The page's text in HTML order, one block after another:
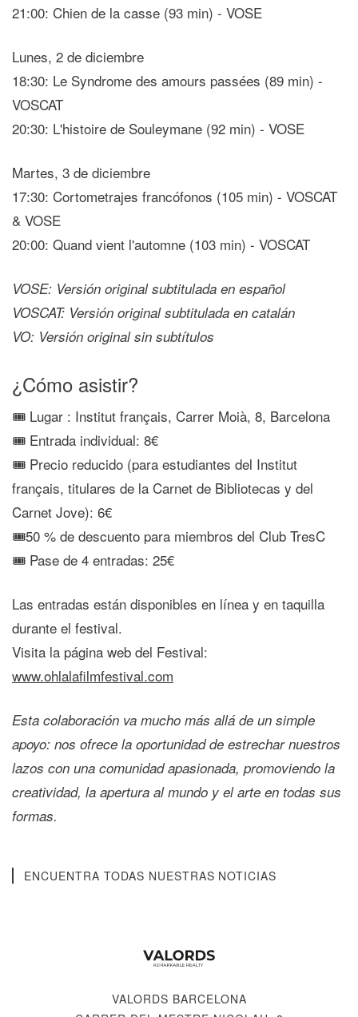
21:00: Chien de la casse (93 min) - VOSE
Lunes, 2 de diciembre
18:30: Le Syndrome des amours passées (89 min) -
VOSCAT
20:30: L'histoire de Souleymane (92 min) - VOSE
Martes, 3 de diciembre
17:30: Cortometrajes francófonos (105 min) - VOSCAT
& VOSE
20:00: Quand vient l'automne (103 min) - VOSCAT
VOSE: Versión original subtitulada en español
VOSCAT: Versión original subtitulada en catalán
VO: Versión original sin subtítulos
¿Cómo asistir?
🎟️ Lugar : Institut français, Carrer Moià, 8, Barcelona
🎟️ Entrada individual: 8€
🎟️ Precio reducido (para estudiantes del Institut
français, titulares de la Carnet de Bibliotecas y del
Carnet Jove): 6€
🎟️50 % de descuento para miembros del Club TresC
🎟️ Pase de 4 entradas: 25€
Las entradas están disponibles en línea y en taquilla
durante el festival.
Visita la página web del Festival:
www.ohlalafilmfestival.com
Esta colaboración va mucho más allá de un simple
apoyo: nos ofrece la oportunidad de estrechar nuestros
lazos con una comunidad apasionada, promoviendo la
creatividad, la apertura al mundo y el arte en todas sus
formas.
ENCUENTRA TODAS NUESTRAS NOTICIAS
VALORDS BARCELONA